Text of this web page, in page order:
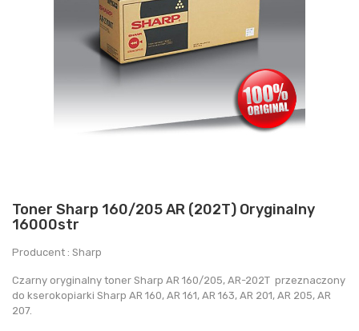
Toner Sharp 160/205 AR (202T) Oryginalny
16000str
Producent : Sharp
Czarny oryginalny toner Sharp AR 160/205, AR-202T przeznaczony
do kserokopiarki Sharp AR 160, AR 161, AR 163, AR 201, AR 205, AR
207.